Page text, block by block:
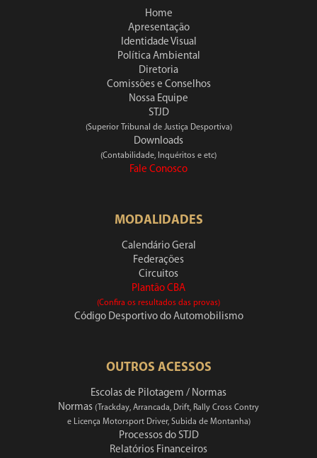
Home
Apresentação
Identidade Visual
Política Ambiental
Diretoria
Comissões e Conselhos
Nossa Equipe
STJD
(Superior Tribunal de Justiça Desportiva)
Downloads
(Contabilidade, Inquéritos e etc)
Fale Conosco
MODALIDADES
Calendário Geral
Federações
Circuitos
Plantão CBA
(Confira os resultados das provas)
Código Desportivo do Automobilismo
OUTROS ACESSOS
Escolas de Pilotagem / Normas
Normas (Trackday, Arrancada, Drift, Rally Cross Contry
e Licença Motorsport Driver, Subida de Montanha)
Processos do STJD
Relatórios Financeiros